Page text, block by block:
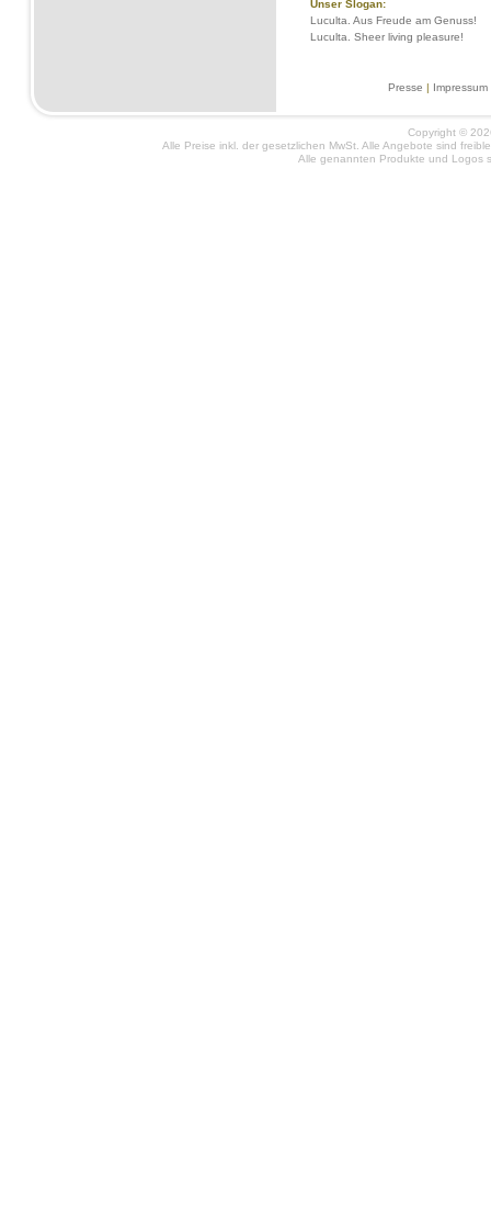
Unser Slogan:
Luculta. Aus Freude am Genuss!
Luculta. Sheer living pleasure!
Presse | Impressum
Copyright ©
Alle Preise inkl. der gesetzlichen MwSt. Alle Angebote sind
Alle genannten Produkte und Logos